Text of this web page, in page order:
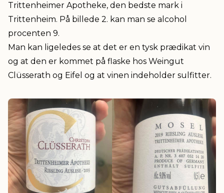
Trittenheimer Apotheke, den bedste mark i
Trittenheim. På billede 2. kan man se alcohol
procenten 9.
Man kan ligeledes se at det er en tysk prædikat vin
og at den er kommet på flaske hos Weingut
Clüsserath og Eifel og at vinen indeholder sulfitter.